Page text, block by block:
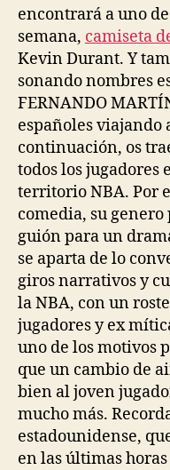
encontrará a uno
semana, camiseta
Kevin Durant. Y
sonando nombres
FERNANDO
españoles viajando
continuación, os
todos los jugadores
territorio NBA. Por
comedia, su
guión para un
se aparta de lo
giros narrativos y
la NBA, con un
jugadores y ex
uno de los motivos
que un cambio de
bien al joven
mucho más.
estadounidense,
en las últimas